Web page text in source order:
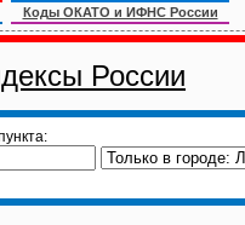
Коды ОКАТО и ИФНС России
России